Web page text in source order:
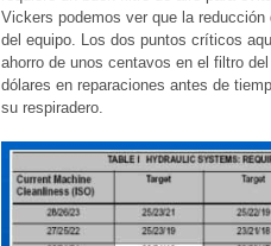
Vickers podemos ver que la
del equipo. Los dos puntos críticos
ahorro de unos centavos en el filtro
dólares en reparaciones antes de
su respiradero.